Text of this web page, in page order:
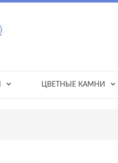
ЦВЕТНЫЕ КАМНИ